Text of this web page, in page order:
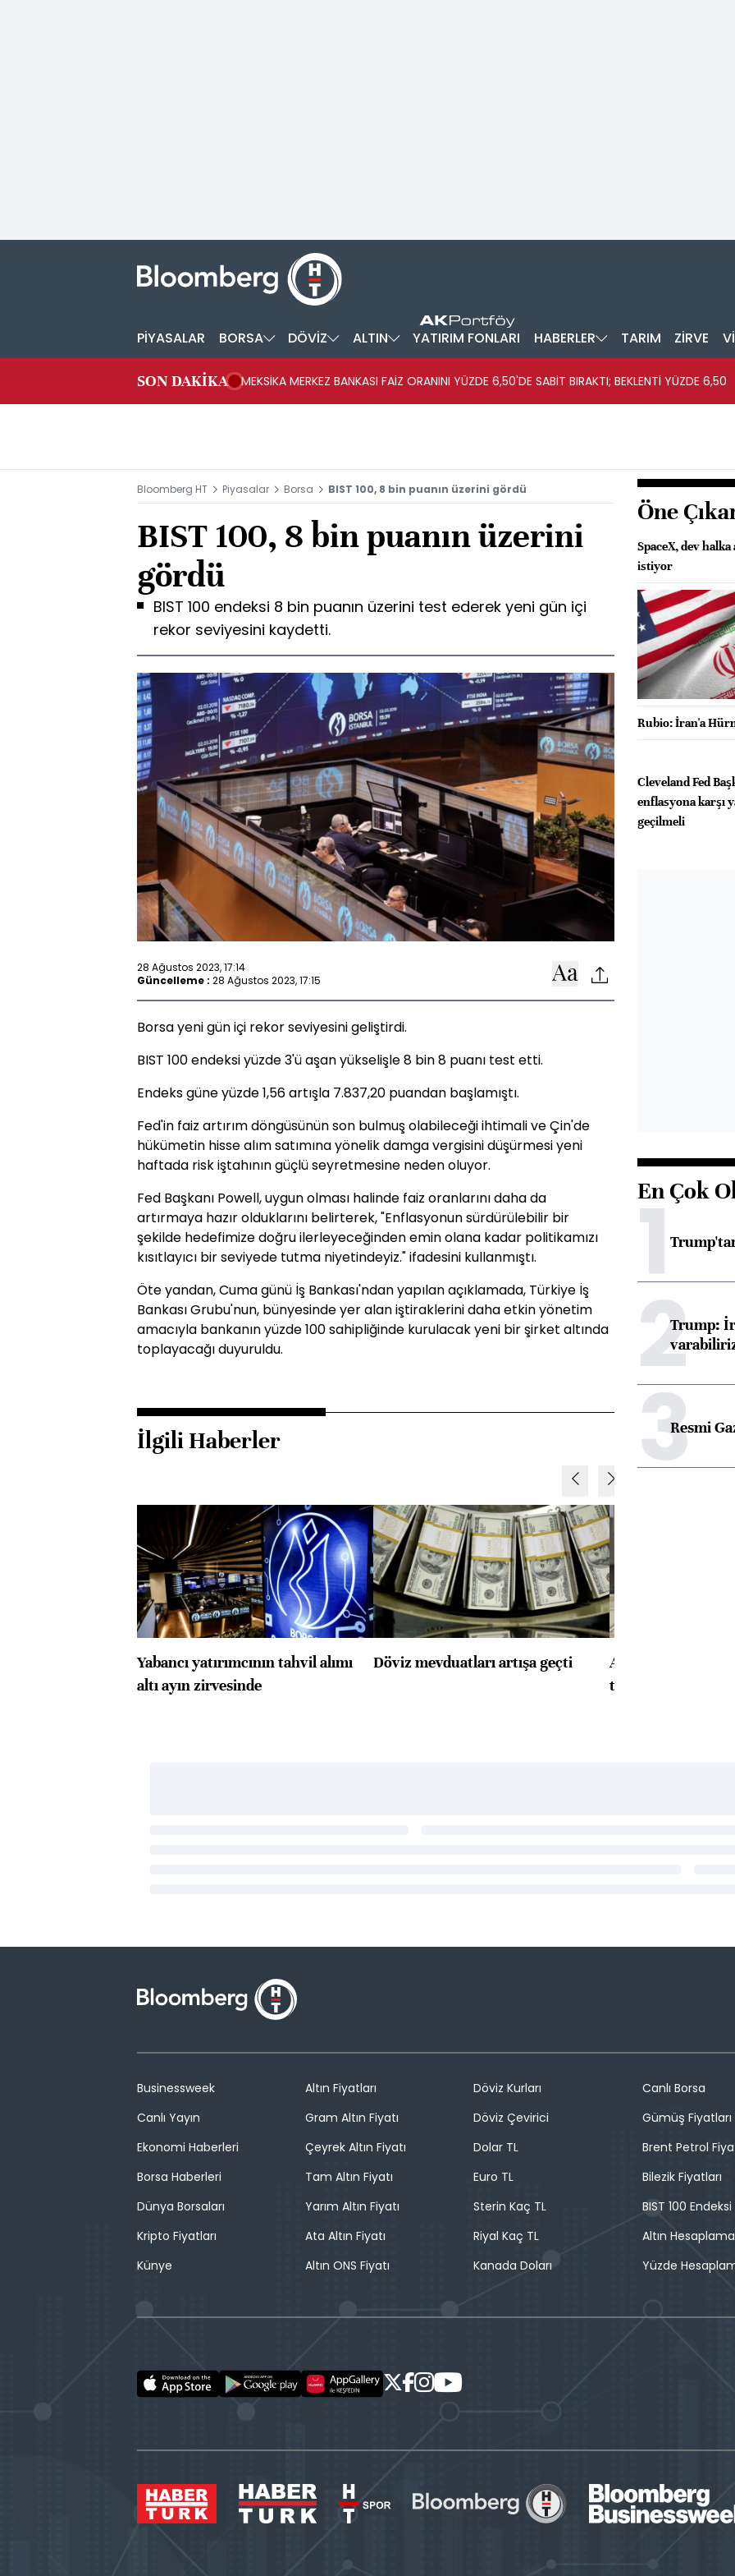
PİYASALAR BORSA DÖVİZ ALTIN YATIRIM FONLARI HABERLER TARIM ZİRVE
SON DAKİKA MEKSİKA MERKEZ BANKASI FAİZ ORANINI YÜZDE 6,50'DE SABİT BIRAKTI; BEKLENTİ YÜZDE 6,50
Bloomberg HT Piyasalar Borsa BIST 100, 8 bin puanın üzerini gördü
BIST 100, 8 bin puanın üzerini
gördü
BIST 100 endeksi 8 bin puanın üzerini test ederek yeni gün içi
rekor seviyesini kaydetti.
28 Ağustos 2023, 17:14
Güncelleme : 28 Ağustos 2023, 17:15
Borsa yeni gün içi rekor seviyesini geliştirdi.
BIST 100 endeksi yüzde 3'ü aşan yükselişle 8 bin 8 puanı test etti.
Endeks güne yüzde 1,56 artışla 7.837,20 puandan başlamıştı.
Fed'in faiz artırım döngüsünün son bulmuş olabileceği ihtimali ve Çin'de
hükümetin hisse alım satımına yönelik damga vergisini düşürmesi yeni
haftada risk iştahının güçlü seyretmesine neden oluyor.
Fed Başkanı Powell, uygun olması halinde faiz oranlarını daha da
artırmaya hazır olduklarını belirterek, "Enflasyonun sürdürülebilir bir
şekilde hedefimize doğru ilerleyeceğinden emin olana kadar politikamızı
kısıtlayıcı bir seviyede tutma niyetindeyiz." ifadesini kullanmıştı.
Öte yandan, Cuma günü İş Bankası'ndan yapılan açıklamada, Türkiye İş
Bankası Grubu'nun, bünyesinde yer alan iştiraklerini daha etkin yönetim
amacıyla bankanın yüzde 100 sahipliğinde kurulacak yeni bir şirket altında
toplayacağı duyuruldu.
İlgili Haberler
Yabancı yatırımcının tahvil alımı
altı ayın zirvesinde
Döviz mevduatları artışa geçti
ABD'de konut
toparlandı
Öne
SpaceX, dev
istiyor
Rubio: İran'a
Cleveland Fed
enflasyona karşı
geçilmeli
En Çok
1
2Trump:
3Resmi
Businessweek
Canlı Yayın
Ekonomi Haberleri
Borsa Haberleri
Dünya Borsaları
Kripto Fiyatları
Künye
Altın Fiyatları
Gram Altın Fiyatı
Çeyrek Altın Fiyatı
Tam Altın Fiyatı
Yarım Altın Fiyatı
Ata Altın Fiyatı
Altın ONS Fiyatı
Döviz Kurları
Döviz Çevirici
Dolar TL
Euro TL
Sterin Kaç TL
Riyal Kaç TL
Kanada Doları
Canlı Borsa
Gümüş Fiyatları
Brent Petrol
Bilezik Fiyatları
BIST 100 Endeksi
Altın Hesaplama
Yüzde